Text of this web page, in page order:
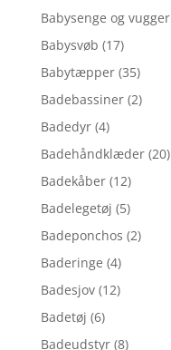
Babysenge og vugger
Babysvøb (17)
Babytæpper (35)
Badebassiner (2)
Badedyr (4)
Badehåndklæder (20)
Badekåber (12)
Badelegetøj (5)
Badeponchos (2)
Baderinge (4)
Badesjov (12)
Badetøj (6)
Badeudstyr (8)